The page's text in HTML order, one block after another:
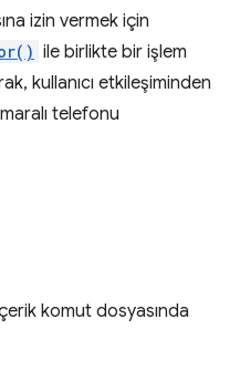
izin vermek için
ile birlikte bir işlem
kullanıcı etkileşiminden
telefonu
komut dosyasında